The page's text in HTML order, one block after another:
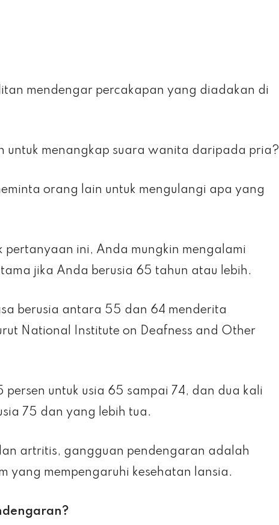
mendengar percakapan yang diadakan di
untuk menangkap suara wanita daripada pria?
orang lain untuk mengulangi apa yang
pertanyaan ini, Anda mungkin mengalami
jika Anda berusia 65 tahun atau lebih.
berusia antara 55 dan 64 menderita
National Institute on Deafness and Other
untuk usia 65 sampai 74, dan dua kali
75 dan yang lebih tua.
artritis, gangguan pendengaran adalah
yang mempengaruhi kesehatan lansia.